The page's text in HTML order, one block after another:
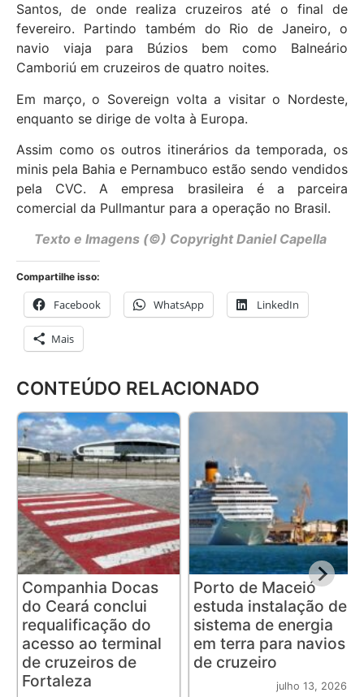
Santos, de onde realiza cruzeiros até o final de
fevereiro. Partindo também do Rio de Janeiro, o
navio viaja para Búzios bem como Balneário
Camboriú em cruzeiros de quatro noites.
Em março, o Sovereign volta a visitar o Nordeste,
enquanto se dirige de volta à Europa.
Assim como os outros itinerários da temporada, os
minis pela Bahia e Pernambuco estão sendo vendidos
pela CVC. A empresa brasileira é a parceira
comercial da Pullmantur para a operação no Brasil.
Texto e Imagens (©) Copyright Daniel Capella
Compartilhe isso:
Facebook WhatsApp LinkedIn
Mais
CONTEÚDO RELACIONADO
Companhia Docas
do Ceará conclui
requalificação do
acesso ao terminal
de cruzeiros de
Fortaleza
Porto de Maceió
estuda instalação de
sistema de energia
em terra para navios
de cruzeiro
julho 13, 2026